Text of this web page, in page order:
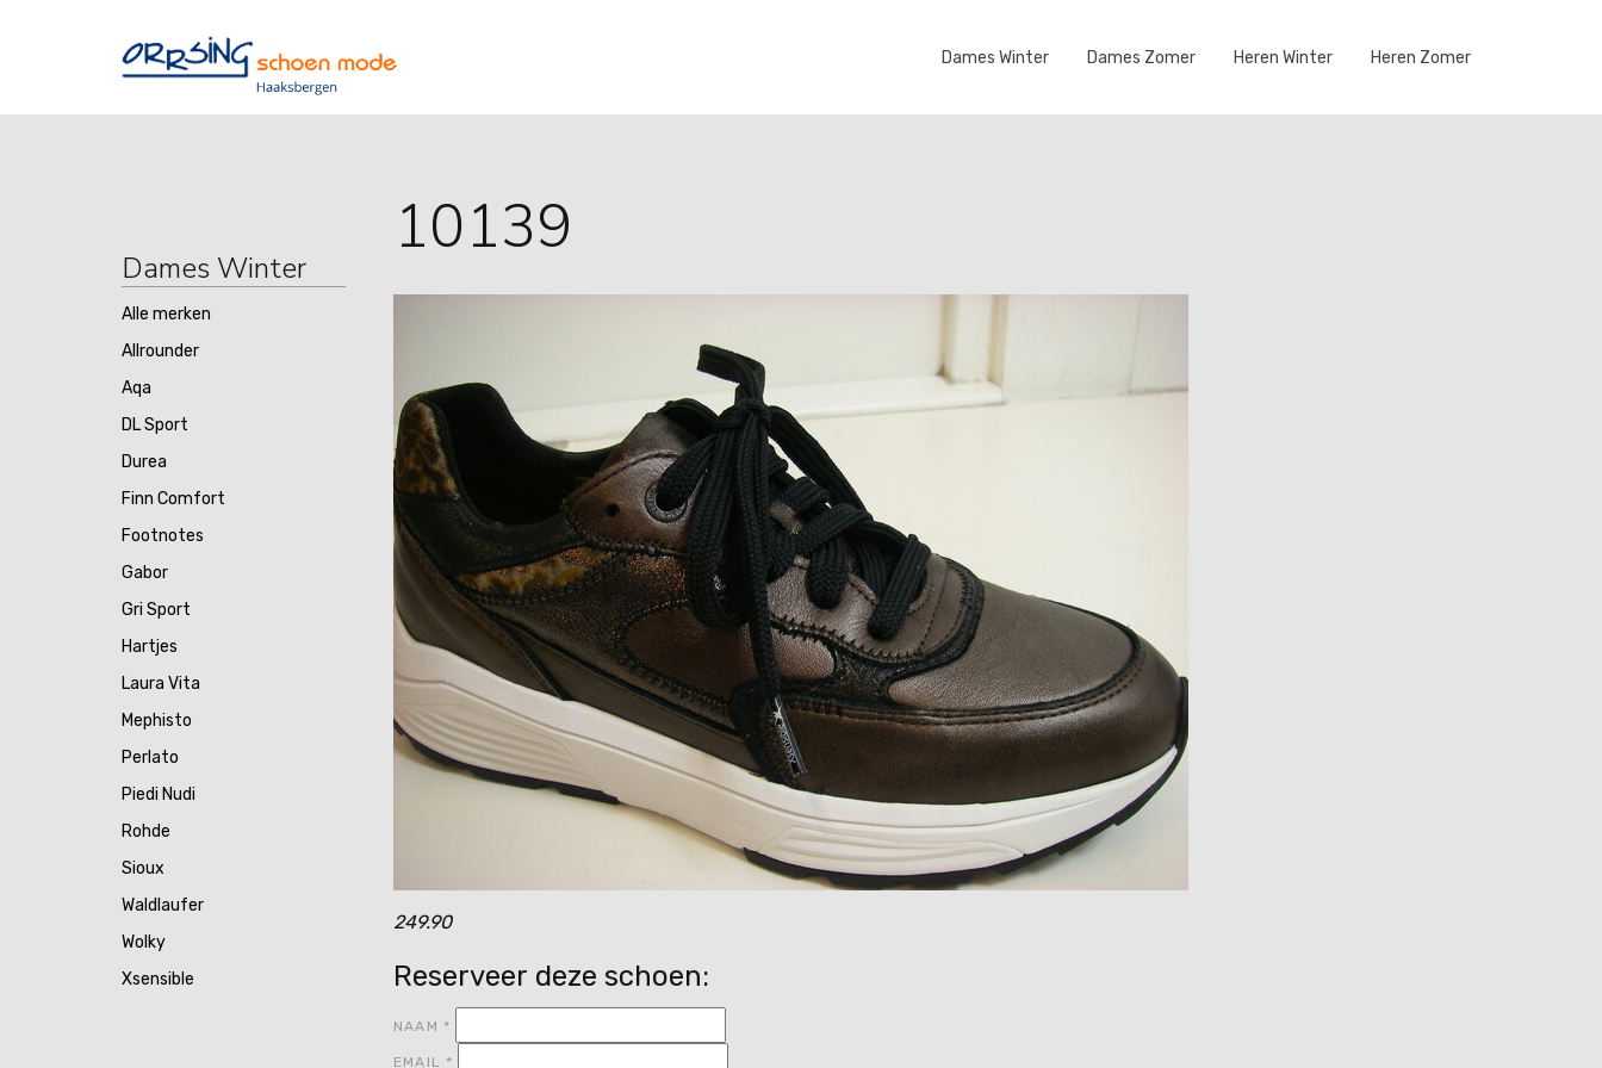
Dames Winter Dames Zomer Heren Winter Heren Zomer
Dames Winter
Alle merken
Allrounder
Aqa
DL Sport
Durea
Finn Comfort
Footnotes
Gabor
Gri Sport
Hartjes
Laura Vita
Mephisto
Perlato
Piedi Nudi
Rohde
Sioux
Waldlaufer
Wolky
Xsensible
10139
249.90
Reserveer deze schoen:
NAAM *
EMAIL *